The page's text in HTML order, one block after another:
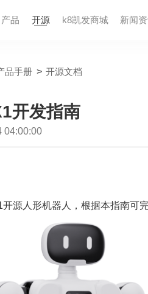
产品 开源 k8凯发商城 新闻
品手册 > 开源文档
开发指南
04:00:00
源人形机器人，根据本指南可